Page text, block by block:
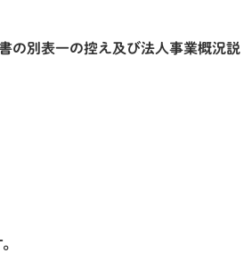
の別表一の控え及び法人事業概況説